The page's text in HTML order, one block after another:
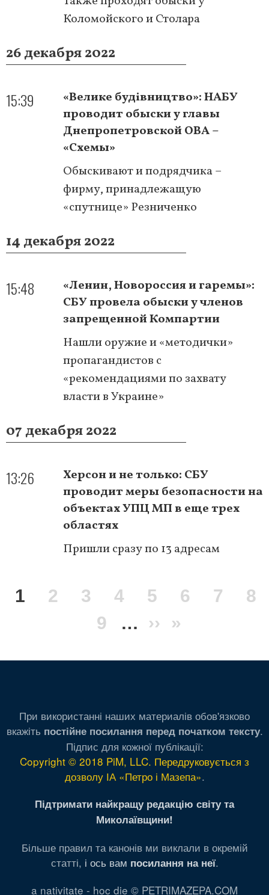
Коломойского и Столара
26 декабря 2022
15:39
«Велике будівництво»: НАБУ
проводит обыски у главы
Днепропетровской ОВА –
«Схемы»
Обыскивают и подрядчика –
фирму, принадлежащую
«спутнице» Резниченко
14 декабря 2022
15:48
«Ленин, Новороссия и гаремы»:
СБУ провела обыски у членов
запрещенной Компартии
Нашли оружие и «методички»
пропагандистов с
«рекомендациями по захвату
власти в Украине»
07 декабря 2022
13:26
Херсон и не только: СБУ
проводит меры безопасности на
объектах УПЦ МП в еще трех
областях
Пришли сразу по 13 адресам
страниц
Текущая
страница
1 Page
2 Page
3 Page
4 Page
5 Page
6 Page
7
8
Page
9 …
Следующая
›› »
При використанні наших материалів обов'язково
вкажіть постійне посилання перед початком тексту.
Підпис для кожної публікації:
Copyright © 2018 PiM, LLC. Передруковується з
дозволу ІА «Петро і Мазепа».
Підтримати найкращу редакцію світу та
Миколаївщини!
Більше правил та канонів ми виклали в окремій
статті, і ось вам посилання на неї.
a nativitate - hoc die © PETRIMAZEPA.COM